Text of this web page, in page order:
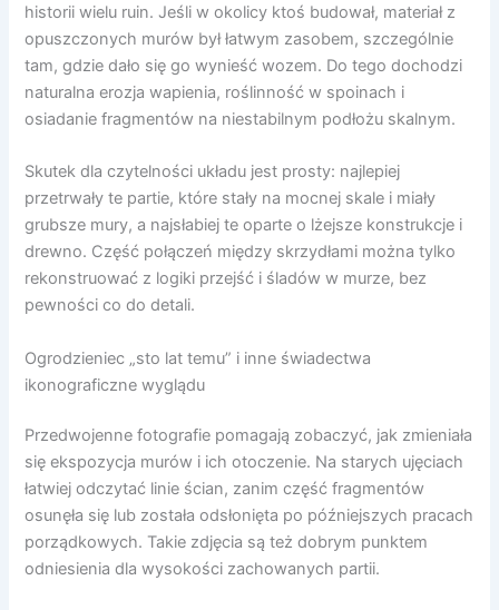
historii wielu ruin. Jeśli w okolicy ktoś budował, materiał z
opuszczonych murów był łatwym zasobem, szczególnie
tam, gdzie dało się go wynieść wozem. Do tego dochodzi
naturalna erozja wapienia, roślinność w spoinach i
osiadanie fragmentów na niestabilnym podłożu skalnym.
Skutek dla czytelności układu jest prosty: najlepiej
przetrwały te partie, które stały na mocnej skale i miały
grubsze mury, a najsłabiej te oparte o lżejsze konstrukcje i
drewno. Część połączeń między skrzydłami można tylko
rekonstruować z logiki przejść i śladów w murze, bez
pewności co do detali.
Ogrodzieniec „sto lat temu” i inne świadectwa
ikonograficzne wyglądu
Przedwojenne fotografie pomagają zobaczyć, jak zmieniała
się ekspozycja murów i ich otoczenie. Na starych ujęciach
łatwiej odczytać linie ścian, zanim część fragmentów
osunęła się lub została odsłonięta po późniejszych pracach
porządkowych. Takie zdjęcia są też dobrym punktem
odniesienia dla wysokości zachowanych partii.